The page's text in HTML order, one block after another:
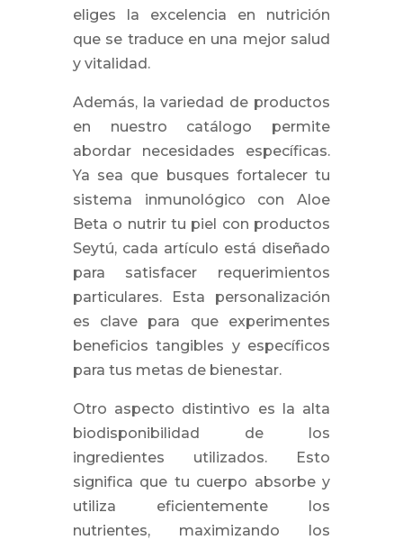
eliges la excelencia en nutrición
que se traduce en una mejor salud
y vitalidad.
Además, la variedad de productos
en nuestro catálogo permite
abordar necesidades específicas.
Ya sea que busques fortalecer tu
sistema inmunológico con Aloe
Beta o nutrir tu piel con productos
Seytú, cada artículo está diseñado
para satisfacer requerimientos
particulares. Esta personalización
es clave para que experimentes
beneficios tangibles y específicos
para tus metas de bienestar.
Otro aspecto distintivo es la alta
biodisponibilidad de los
ingredientes utilizados. Esto
significa que tu cuerpo absorbe y
utiliza eficientemente los
nutrientes, maximizando los